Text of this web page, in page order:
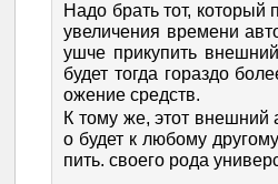
Надо брать тот, который
увеличения времени
ушче прикупить
будет тогда гораздо
ожение средств.
К тому же, этот внешний
о будет к любому
пить. своего рода